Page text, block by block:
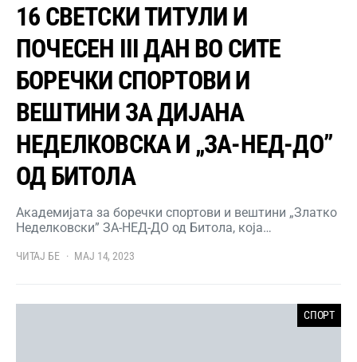
16 СВЕТСКИ ТИТУЛИ И
ПОЧЕСЕН III ДАН ВО СИТЕ
БОРЕЧКИ СПОРТОВИ И
ВЕШТИНИ ЗА ДИЈАНА
НЕДЕЛКОВСКА И „ЗА-НЕД-ДО”
ОД БИТОЛА
Академијата за боречки спортови и вештини „Златко
Неделковски” ЗА-НЕД-ДО од Битола, која…
ЧИТАЈ БЕ МАЈ 14, 2023
СПОРТ